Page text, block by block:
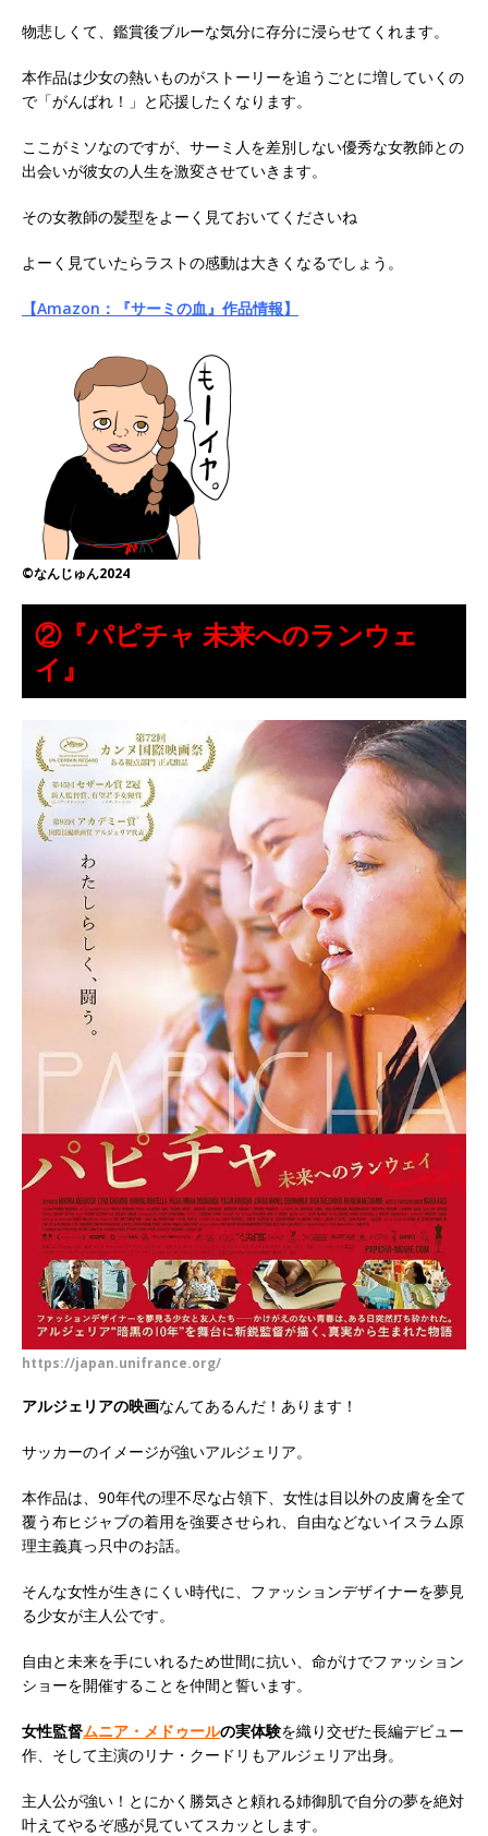
物悲しくて、鑑賞後ブルーな気分に存分に浸らせてくれます。
本作品は少女の熱いものがストーリーを追うごとに増していくの
で「がんばれ！」と応援したくなります。
ここがミソなのですが、サーミ人を差別しない優秀な女教師との
出会いが彼女の人生を激変させていきます。
その女教師の髪型をよーく見ておいてくださいね
よーく見ていたらラストの感動は大きくなるでしょう。
【Amazon：『サーミの血』作品情報】
©なんじゅん2024
②『パピチャ 未来へのランウェ
イ』
https://japan.unifrance.org/
アルジェリアの映画なんてあるんだ！あります！
サッカーのイメージが強いアルジェリア。
本作品は、90年代の理不尽な占領下、女性は目以外の皮膚を全て
覆う布ヒジャブの着用を強要させられ、自由などないイスラム原
理主義真っ只中のお話。
そんな女性が生きにくい時代に、ファッションデザイナーを夢見
る少女が主人公です。
自由と未来を手にいれるため世間に抗い、命がけでファッション
ショーを開催することを仲間と誓います。
女性監督ムニア・メドゥールの実体験を織り交ぜた長編デビュー
作、そして主演のリナ・クードリもアルジェリア出身。
主人公が強い！とにかく勝気さと頼れる姉御肌で自分の夢を絶対
叶えてやるぞ感が見ていてスカッとします。